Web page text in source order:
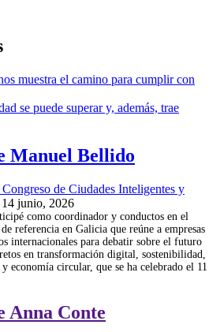
muestra el camino para cumplir con
se puede superar y, además, trae
Manuel Bellido
de Ciudades Inteligentes y
14 junio, 2026
como coordinador y conductos en el
referencia en Galicia que reúne a empresas
internacionales para debatir sobre el futuro
en transformación digital, sostenibilidad,
economía circular, que se ha celebrado el 11
Anna Conte